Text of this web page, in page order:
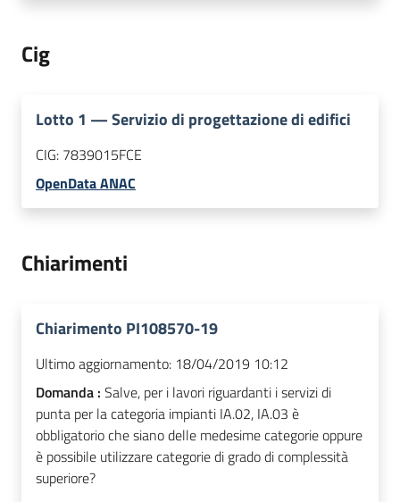
Cig
Lotto 1 —Servizio di progettazione di edifici
CIG: 7839015FCE
OpenData ANAC
Chiarimenti
Chiarimento PI108570-19
Ultimo aggiornamento: 18/04/2019 10:12
Domanda : Salve, per i lavori riguardanti i servizi di
punta per la categoria impianti IA.02, IA.03 è
obbligatorio che siano delle medesime categorie oppure
è possibile utilizzare categorie di grado di complessità
superiore?